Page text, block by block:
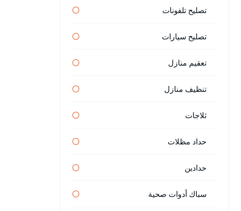
تصليح تلفونات
تصليح سيارات
تعقيم منازل
تنظيف منازل
ثلاجات
حداد مظلات
حدادين
سباك أدوات صحية